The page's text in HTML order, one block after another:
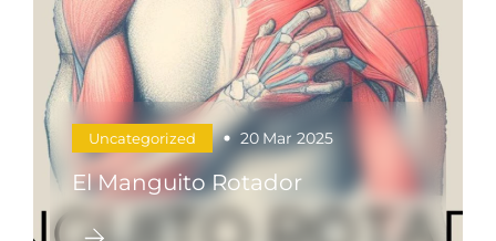
Uncategorized 20 Mar 2025
El Manguito Rotador